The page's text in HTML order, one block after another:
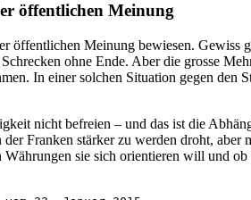
öffentlichen Meinung
Meinung bewiesen. Gewiss
ohne Ende. Aber die grosse
In einer solchen Situation gegen
nicht befreien – und das ist die
Franken stärker zu werden droht,
Währungen sie sich orientieren will und